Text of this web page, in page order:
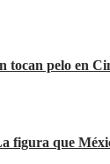
tocan pelo en
figura que